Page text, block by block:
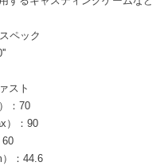
ペック
スト
：70
）：90
60
：44.6